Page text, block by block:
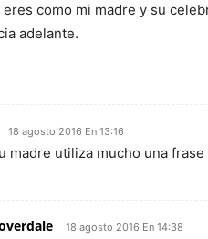
como mi madre y su
adelante.
18 agosto 2016 En 13:16
madre utiliza mucho una
18 agosto 2016 En 14:38